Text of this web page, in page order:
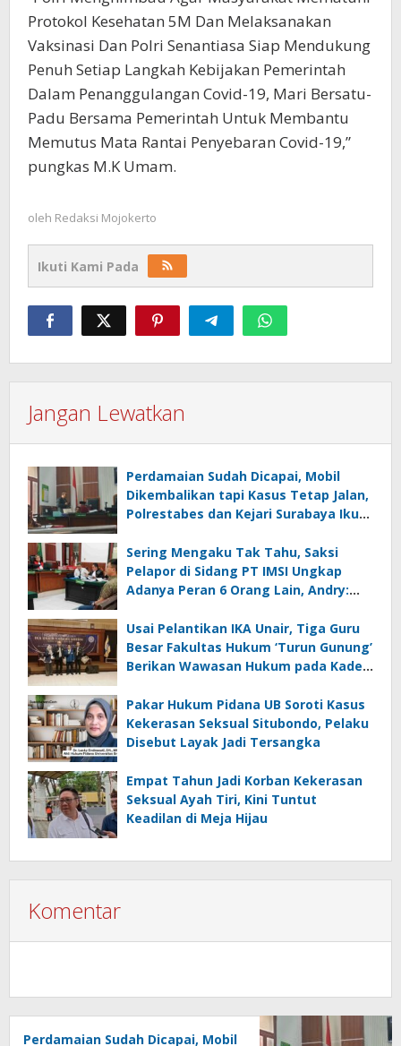
Protokol Kesehatan 5M Dan Melaksanakan
Vaksinasi Dan Polri Senantiasa Siap Mendukung
Penuh Setiap Langkah Kebijakan Pemerintah
Dalam Penanggulangan Covid-19, Mari Bersatu-
Padu Bersama Pemerintah Untuk Membantu
Memutus Mata Rantai Penyebaran Covid-19,”
pungkas M.K Umam.
oleh Redaksi Mojokerto
Ikuti Kami Pada
Jangan Lewatkan
Perdamaian Sudah Dicapai, Mobil
Dikembalikan tapi Kasus Tetap Jalan,
Polrestabes dan Kejari Surabaya Ikut
Sering Mengaku Tak Tahu, Saksi
Pelapor di Sidang PT IMSI Ungkap
Adanya Peran 6 Orang Lain, Andry:
Usai Pelantikan IKA Unair, Tiga Guru
Besar Fakultas Hukum ‘Turun Gunung’
Berikan Wawasan Hukum pada Kades
Pakar Hukum Pidana UB Soroti Kasus
Kekerasan Seksual Situbondo, Pelaku
Disebut Layak Jadi Tersangka
Empat Tahun Jadi Korban Kekerasan
Seksual Ayah Tiri, Kini Tuntut
Keadilan di Meja Hijau
Komentar
Perdamaian Sudah Dicapai, Mobil